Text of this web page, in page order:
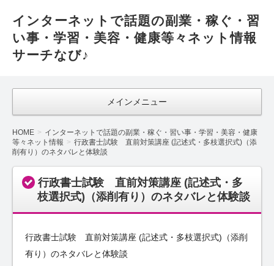
インターネットで話題の副業・稼ぐ・習
い事・学習・美容・健康等々ネット情報
サーチなび♪
メインメニュー
HOME
インターネットで話題の副業・稼ぐ・習い事・学習・美容・健康
等々ネット情報
行政書士試験 直前対策講座 (記述式・多枝選択式)（添
削有り）のネタバレと体験談
行政書士試験 直前対策講座 (記述式・多
枝選択式)（添削有り）のネタバレと体験談
行政書士試験 直前対策講座 (記述式・多枝選択式)（添削
有り）のネタバレと体験談